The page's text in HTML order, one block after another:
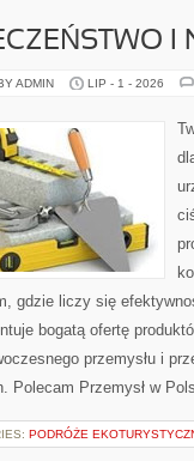
I
ADMIN LIP - 1 - 2026
gdzie liczy się
bogatą ofertę
przemysłu i
Polecam Przemysł w
PODRÓŻE